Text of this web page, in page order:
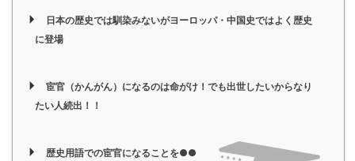
日本の歴史では馴染みないがヨーロッパ・中国史ではよく歴史
に登場
宦官（かんがん）になるのは命がけ！でも出世したいからなり
たい人続出！！
歴史用語での宦官になることを●●